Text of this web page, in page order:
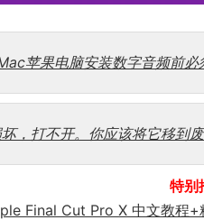
苹果电脑安装数字音频前必
，打不开。你应该将它移到
特别
Final Cut Pro X 中文教程+